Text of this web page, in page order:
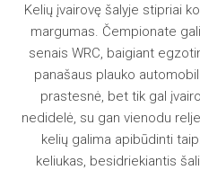
Kelių įvairovę šalyje stipriai
margumas. Čempionate
senais WRC, baigiant
panašaus plauko
prastesnė, bet tik gal
nedidelė, su gan vienodu
kelių galima apibūdinti
keliukas, besidriekiantis